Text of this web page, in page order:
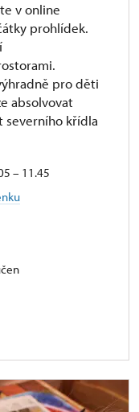
v online
prohlídek.
pro děti
absolvovat
severního křídla
– 11.45